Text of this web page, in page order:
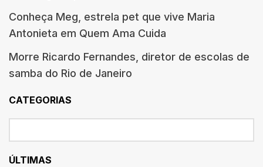
Conheça Meg, estrela pet que vive Maria
Antonieta em Quem Ama Cuida
Morre Ricardo Fernandes, diretor de escolas de
samba do Rio de Janeiro
CATEGORIAS
ÚLTIMAS